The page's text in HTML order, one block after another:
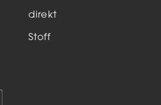
direkt
Stoff